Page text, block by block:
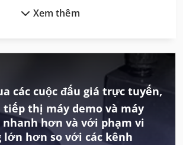
Khử Trùng
Xem thêm
các cuộc đấu giá trực tuyến,
tiếp thị máy demo và máy
hơn và với phạm vi
lớn hơn so với các kênh